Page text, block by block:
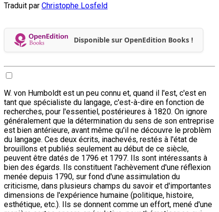
Traduit par Christophe Losfeld
Disponible sur OpenEdition Books !
W. von Humboldt est un peu connu et, quand il l'est, c'est en
tant que spécialiste du langage, c'est-à-dire en fonction de
recherches, pour l'essentiel, postérieures à 1820. On ignore
généralement que la détermination du sens de son entreprise
est bien antérieure, avant même qu'il ne découvre le problèm
du langage. Ces deux écrits, inachevés, restés à l'état de
brouillons et publiés seulement au début de ce siècle,
peuvent être datés de 1796 et 1797. Ils sont intéressants à
bien des égards. Ils constituent l'achèvement d'une réflexion
menée depuis 1790, sur fond d'une assimulation du
criticisme, dans plusieurs champs du savoir et d'importantes
dimensions de l'expérience humaine (politique, histoire,
esthétique, etc.). Ils se donnent comme un effort, mené d'une